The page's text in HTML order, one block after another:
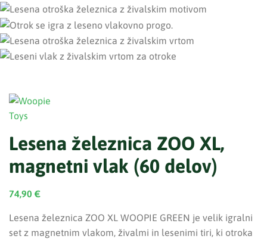
Lesena železnica ZOO XL,
magnetni vlak (60 delov)
74,90 €
Lesena železnica ZOO XL WOOPIE GREEN je velik igralni
set z magnetnim vlakom, živalmi in lesenimi tiri, ki otroka